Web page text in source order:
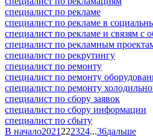
специалист по рекламе
специалист по рекламе в
специалист по рекламе и связям с
специалист по рекламным
специалист по рекрутингу
специалист по ремонту
специалист по ремонту
специалист по ремонту
специалист по сбору заявок
специалист по сбору информации
специалист по сбыту
В начало2021 222324...36дальше